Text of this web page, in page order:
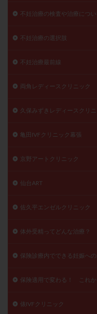
不妊治療の検査や治療につ
不妊治療の選択肢
不妊治療最前線
両角レディースクリニック
久保みずきレディースクリニ
亀田IVFクリニック幕張
京野アートクリニック
仙台ART
佐久平エンゼルクリニック
体外受精ってどんな治療？
保険診療内でできる妊娠への
保険適用で変わる！ これか
俵IVFクリニック